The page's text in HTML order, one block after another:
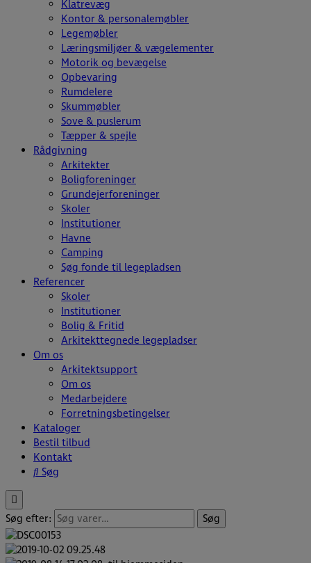
Klatrevæg
Kontor & personalemøbler
Legemøbler
Læringsmiljøer & vægelementer
Motorik og bevægelse
Opbevaring
Rumdelere
Skummøbler
Sove & puslerum
Tæpper & spejle
Rådgivning
Arkitekter
Boligforeninger
Grundejerforeninger
Skoler
Institutioner
Havne
Camping
Søg fonde til legepladsen
Referencer
Skoler
Institutioner
Bolig & Fritid
Arkitekttegnede legepladser
Om os
Arkitektsupport
Om os
Medarbejdere
Forretningsbetingelser
Kataloger
Bestil tilbud
Kontakt
Søg
Søg efter: Søg